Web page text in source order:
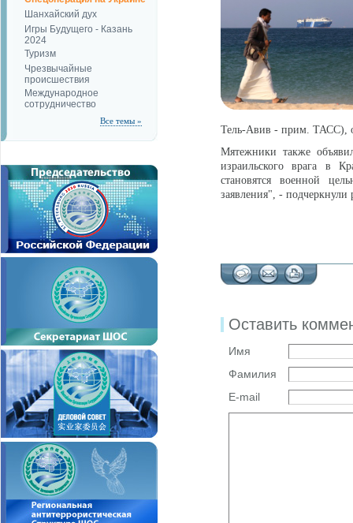
Шанхайский дух
Игры Будущего - Казань
2024
Туризм
Чрезвычайные
происшествия
Международное
сотрудничество
Все темы »
Тель-Авив - прим. ТАСС),
Мятежники также
израильского врага в
становятся военной
заявления", -
Оставить
Имя
Фамилия
E-mail